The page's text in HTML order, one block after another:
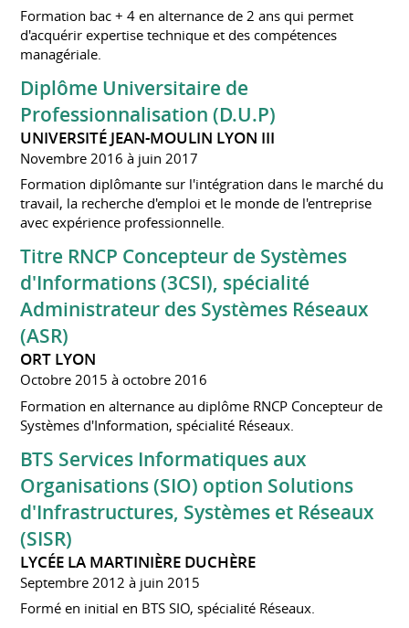
Formation bac + 4 en alternance de 2 ans qui permet
d'acquérir expertise technique et des compétences
managériale.
Diplôme Universitaire de
Professionnalisation (D.U.P)
UNIVERSITÉ JEAN-MOULIN LYON III
Novembre 2016 à juin 2017
Formation diplômante sur l'intégration dans le marché du
travail, la recherche d'emploi et le monde de l'entreprise
avec expérience professionnelle.
Titre RNCP Concepteur de Systèmes
d'Informations (3CSI), spécialité
Administrateur des Systèmes Réseaux
(ASR)
ORT LYON
Octobre 2015 à octobre 2016
Formation en alternance au diplôme RNCP Concepteur de
Systèmes d'Information, spécialité Réseaux.
BTS Services Informatiques aux
Organisations (SIO) option Solutions
d'Infrastructures, Systèmes et Réseaux
(SISR)
LYCÉE LA MARTINIÈRE DUCHÈRE
Septembre 2012 à juin 2015
Formé en initial en BTS SIO, spécialité Réseaux.